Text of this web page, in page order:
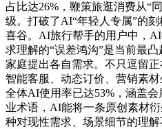
占比达26%，鞭策旅逛消费从“
级。打破了AI“年轻人专属”的
喜谷。AI旅行帮手的用户中，
求理解的“误差鸿沟”是当前最
家庭提出各自需求。不只逗留
智能客服、动态订价、营销素
全体AI使用率已达53%，涵盖
业术语，AI能将一条原创素材
种对现性需求、场景细节的理